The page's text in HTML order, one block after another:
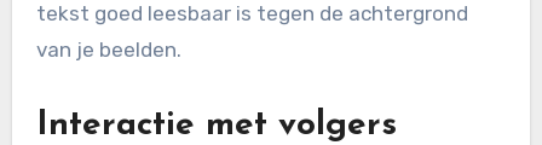
tekst goed leesbaar is tegen de achtergrond
van je beelden.
Interactie met volgers